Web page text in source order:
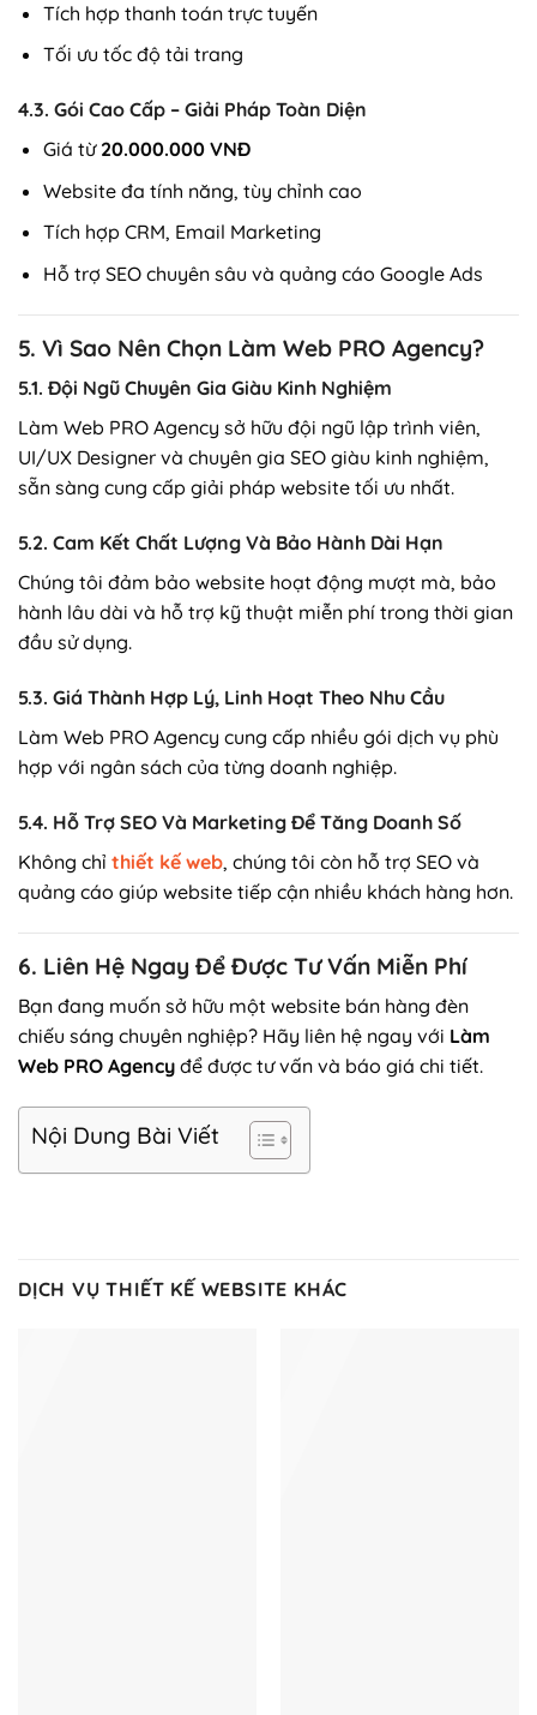
Tích hợp thanh toán trực tuyến
Tối ưu tốc độ tải trang
4.3. Gói Cao Cấp – Giải Pháp Toàn Diện
Giá từ 20.000.000 VNĐ
Website đa tính năng, tùy chỉnh cao
Tích hợp CRM, Email Marketing
Hỗ trợ SEO chuyên sâu và quảng cáo Google Ads
5. Vì Sao Nên Chọn Làm Web PRO Agency?
5.1. Đội Ngũ Chuyên Gia Giàu Kinh Nghiệm
Làm Web PRO Agency sở hữu đội ngũ lập trình viên,
UI/UX Designer và chuyên gia SEO giàu kinh nghiệm,
sẵn sàng cung cấp giải pháp website tối ưu nhất.
5.2. Cam Kết Chất Lượng Và Bảo Hành Dài Hạn
Chúng tôi đảm bảo website hoạt động mượt mà, bảo
hành lâu dài và hỗ trợ kỹ thuật miễn phí trong thời gian
đầu sử dụng.
5.3. Giá Thành Hợp Lý, Linh Hoạt Theo Nhu Cầu
Làm Web PRO Agency cung cấp nhiều gói dịch vụ phù
hợp với ngân sách của từng doanh nghiệp.
5.4. Hỗ Trợ SEO Và Marketing Để Tăng Doanh Số
Không chỉ thiết kế web, chúng tôi còn hỗ trợ SEO và
quảng cáo giúp website tiếp cận nhiều khách hàng hơn.
6. Liên Hệ Ngay Để Được Tư Vấn Miễn Phí
Bạn đang muốn sở hữu một website bán hàng đèn
chiếu sáng chuyên nghiệp? Hãy liên hệ ngay với Làm
Web PRO Agency để được tư vấn và báo giá chi tiết.
Nội Dung Bài Viết
DỊCH VỤ THIẾT KẾ WEBSITE KHÁC